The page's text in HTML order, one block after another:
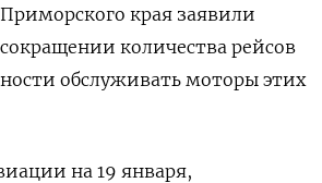
края заявили
количества рейсов
обслуживать моторы этих
на 19 января,